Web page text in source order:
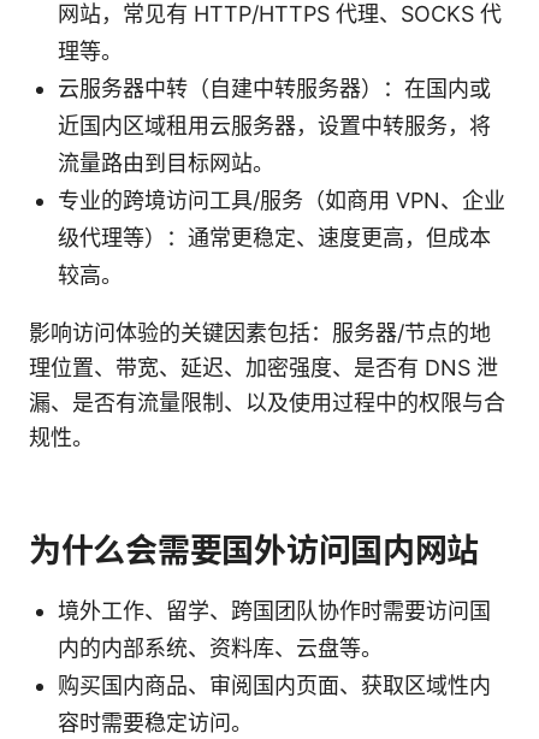
网站，常见有 HTTP/HTTPS 代理、SOCKS 代
理等。
云服务器中转（自建中转服务器）：在国内或
近国内区域租用云服务器，设置中转服务，将
流量路由到目标网站。
专业的跨境访问工具/服务（如商用 VPN、企业
级代理等）：通常更稳定、速度更高，但成本
较高。
影响访问体验的关键因素包括：服务器/节点的地
理位置、带宽、延迟、加密强度、是否有 DNS 泄
漏、是否有流量限制、以及使用过程中的权限与合
规性。
为什么会需要国外访问国内网站
境外工作、留学、跨国团队协作时需要访问国
内的内部系统、资料库、云盘等。
购买国内商品、审阅国内页面、获取区域性内
容时需要稳定访问。